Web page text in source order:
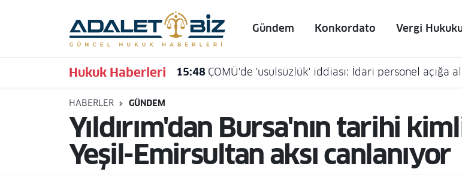
Gündem Konkordato Vergi
Hukuk Haberleri 15:48 ÇOMÜ'de 'usulsüzlük' iddiası: İdari personel açığa
HABERLER GÜNDEM
Yıldırım'dan Bursa'nın tarihi
Yeşil-Emirsultan aksı canlanıyor
Hava Durumu
Trafik Durumu
Süper Lig Puan Durumu ve Fikstür
Tüm Manşetler
Son Dakika Haberleri